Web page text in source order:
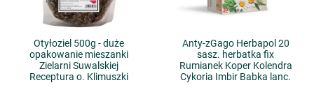
Otyłoziel 500g - duże
opakowanie mieszanki
Zielarni Suwalskiej
Receptura o. Klimuszki
Anty-zGago Herbapol 20
sasz. herbatka fix
Rumianek Koper Kolendra
Cykoria Imbir Babka lanc.